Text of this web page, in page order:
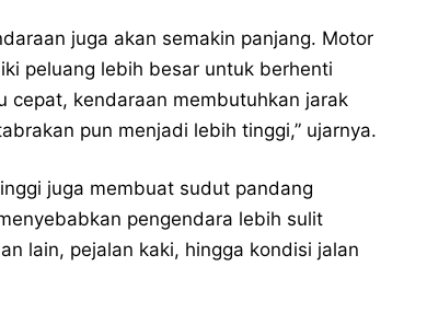
juga akan semakin panjang. Motor
peluang lebih besar untuk berhenti
cepat, kendaraan membutuhkan jarak
pun menjadi lebih tinggi,” ujarnya.
juga membuat sudut pandang
pengendara lebih sulit
lain, pejalan kaki, hingga kondisi jalan